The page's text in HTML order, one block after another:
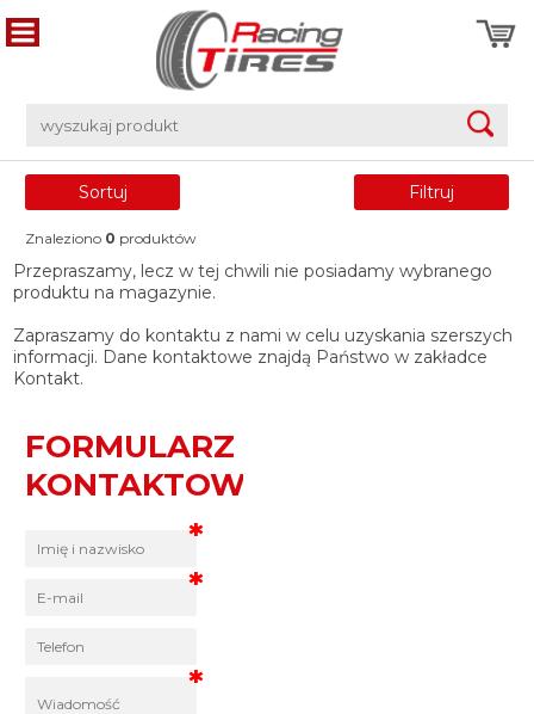
Filtruj
Sortuj
Znaleziono 0 produktów
Przepraszamy, lecz w tej chwili nie posiadamy wybranego
produktu na magazynie.
Zapraszamy do kontaktu z nami w celu uzyskania szerszych
informacji. Dane kontaktowe znajdą Państwo w zakładce
Kontakt.
FORMULARZ
KONTAKTOWY